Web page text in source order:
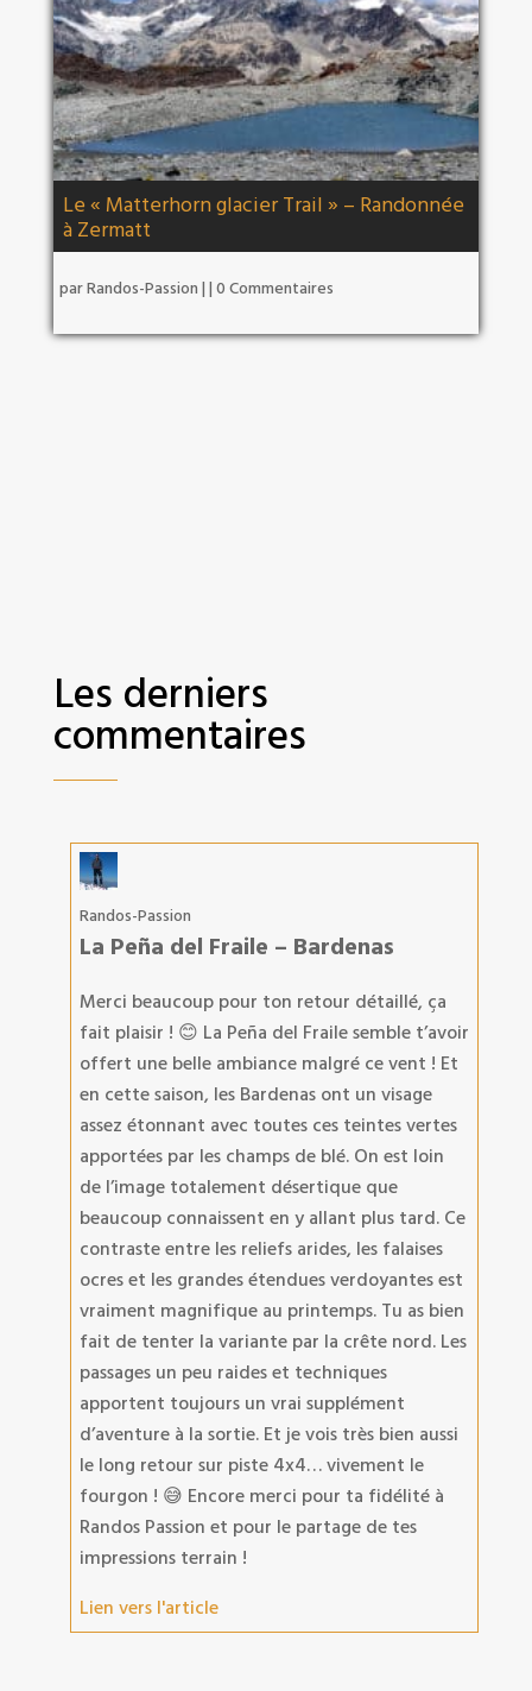
Le « Matterhorn glacier Trail » – Randonnée
à Zermatt
parRandos-Passion | | 0 Commentaires
Les derniers
commentaires
Randos-Passion
La Peña del Fraile – Bardenas
Merci beaucoup pour ton retour détaillé, ça
fait plaisir ! 😊 La Peña del Fraile semble t’avoir
offert une belle ambiance malgré ce vent ! Et
en cette saison, les Bardenas ont un visage
assez étonnant avec toutes ces teintes vertes
apportées par les champs de blé. On est loin
de l’image totalement désertique que
beaucoup connaissent en y allant plus tard. Ce
contraste entre les reliefs arides, les falaises
ocres et les grandes étendues verdoyantes est
vraiment magnifique au printemps. Tu as bien
fait de tenter la variante par la crête nord. Les
passages un peu raides et techniques
apportent toujours un vrai supplément
d’aventure à la sortie. Et je vois très bien aussi
le long retour sur piste 4x4… vivement le
fourgon ! 😅 Encore merci pour ta fidélité à
Randos Passion et pour le partage de tes
impressions terrain !
Lien vers l'article